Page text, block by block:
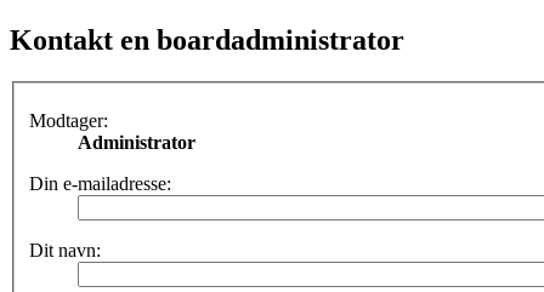
Kontakt en boardadministrator
Modtager:
Administrator
Din e-mailadresse:
Dit navn: